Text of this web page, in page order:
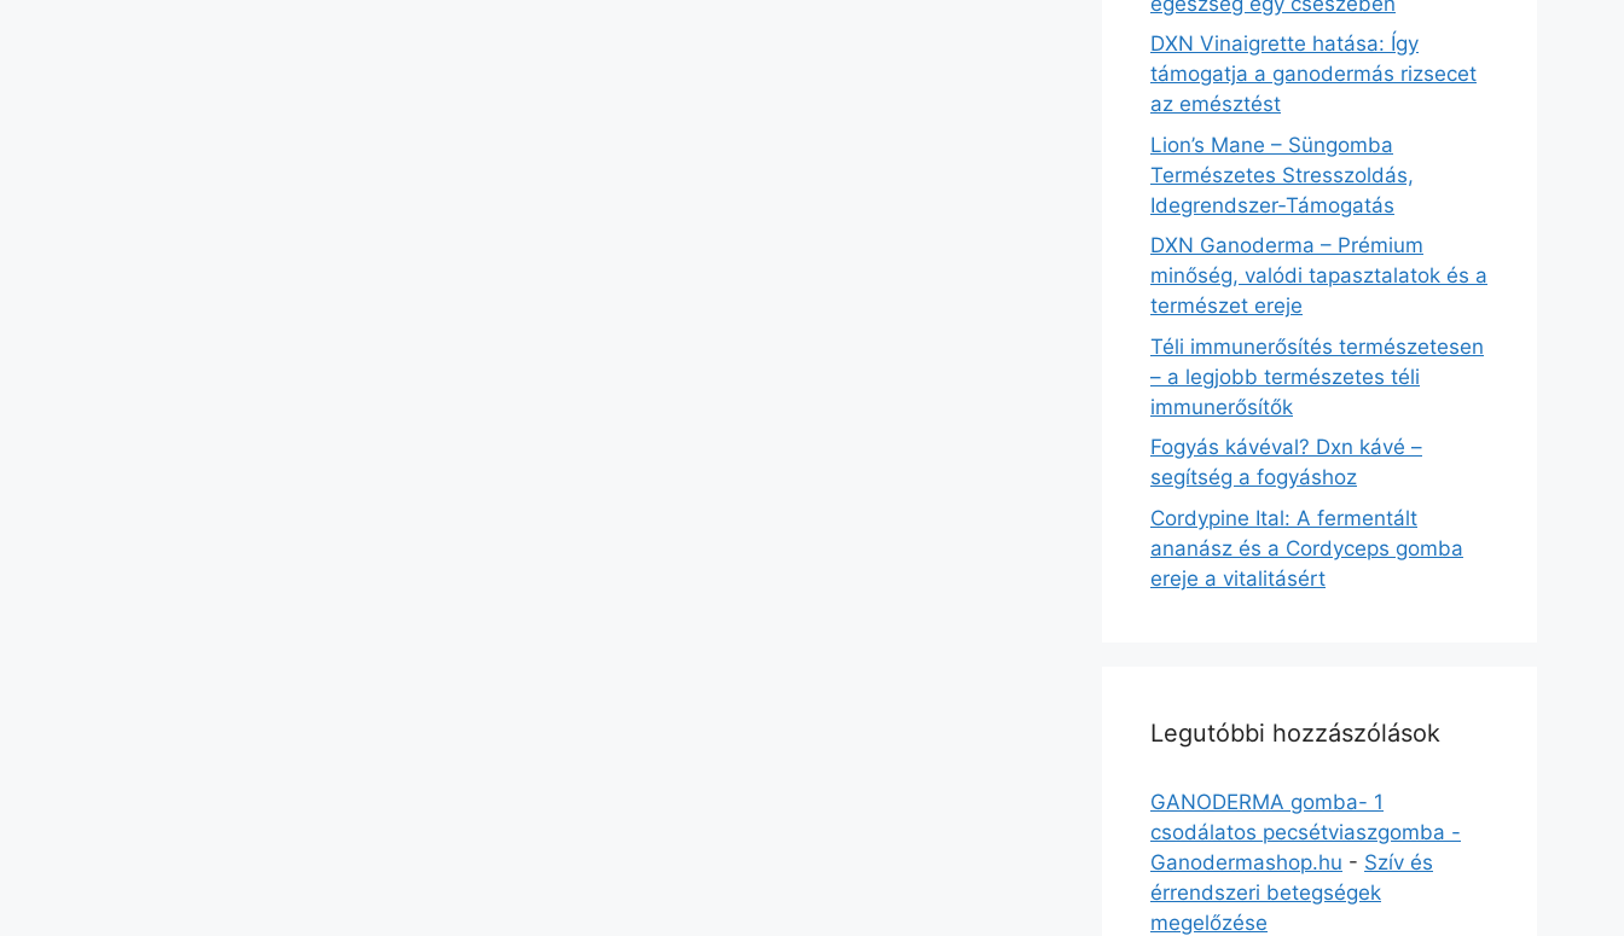
DXN Vinaigrette hatása: Így
támogatja a ganodermás rizsecet
az emésztést
Lion’s Mane – Süngomba
Természetes Stresszoldás,
Idegrendszer‑Támogatás
DXN Ganoderma – Prémium
minőség, valódi tapasztalatok és a
természet ereje
Téli immunerősítés természetesen
– a legjobb természetes téli
immunerősítők
Fogyás kávéval? Dxn kávé –
segítség a fogyáshoz
Cordypine Ital: A fermentált
ananász és a Cordyceps gomba
ereje a vitalitásért
Legutóbbi hozzászólások
GANODERMA gomba- 1
csodálatos pecsétviaszgomba -
Ganodermashop.hu - Szív és
érrendszeri betegségek
megelőzése